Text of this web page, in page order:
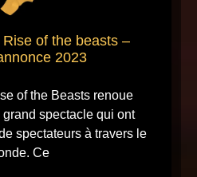
of the beasts –
2023
of the Beasts renoue
grand spectacle qui ont
spectateurs à travers le
Ce